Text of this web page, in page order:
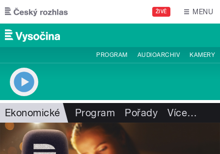
Přejít k hlavnímu obsahu
ŽIVĚ MENU
PROGRAM AUDIOARCHIV KAMERY
Ekonomické Program Pořady Více…